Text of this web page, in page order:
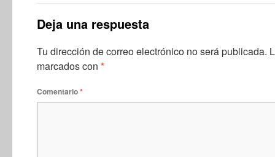
Deja una respuesta
Tu dirección de correo electrónico no será publicada.
marcados con *
Comentario*